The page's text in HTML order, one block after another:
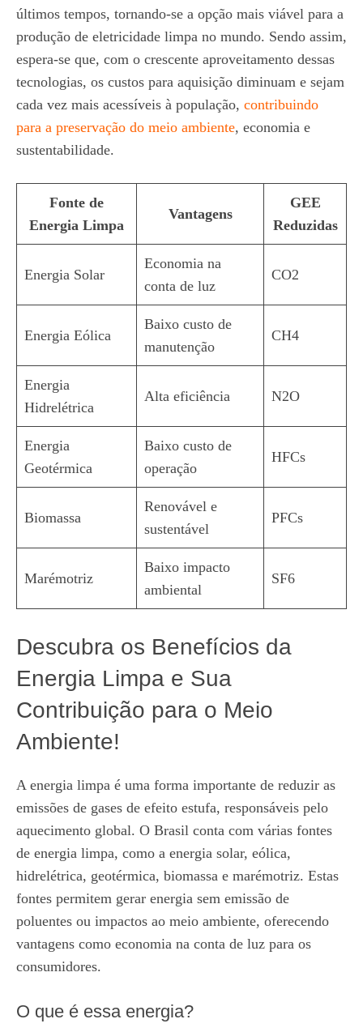
últimos tempos, tornando-se a opção mais viável para a
produção de eletricidade limpa no mundo. Sendo assim,
espera-se que, com o crescente aproveitamento dessas
tecnologias, os custos para aquisição diminuam e sejam
cada vez mais acessíveis à população, contribuindo
para a preservação do meio ambiente, economia e
sustentabilidade.
Fonte de
Energia Limpa
Vantagens
GEE
Reduzidas
Energia Solar
Economia na
conta de luz
CO2
Energia Eólica
Baixo custo de
manutenção
CH4
Energia
Hidrelétrica
Alta eficiência N2O
Energia
Geotérmica
Baixo custo de
operação
HFCs
Biomassa
Renovável e
sustentável
PFCs
Marémotriz
Baixo impacto
ambiental
SF6
Descubra os Benefícios da
Energia Limpa e Sua
Contribuição para o Meio
Ambiente!
A energia limpa é uma forma importante de reduzir as
emissões de gases de efeito estufa, responsáveis pelo
aquecimento global. O Brasil conta com várias fontes
de energia limpa, como a energia solar, eólica,
hidrelétrica, geotérmica, biomassa e marémotriz. Estas
fontes permitem gerar energia sem emissão de
poluentes ou impactos ao meio ambiente, oferecendo
vantagens como economia na conta de luz para os
consumidores.
O que é essa energia?